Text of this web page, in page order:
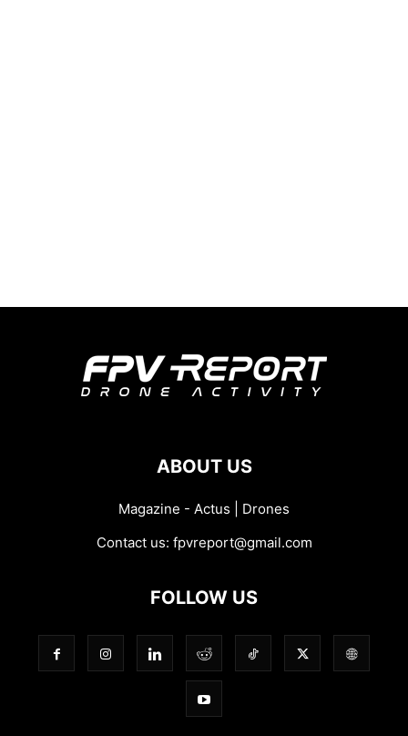
ABOUT US
Magazine - Actus | Drones
Contact us: fpvreport@gmail.com
FOLLOW US